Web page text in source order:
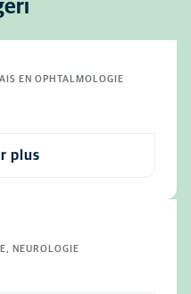
EN OPHTALMOLOGIE
plus
NEUROLOGIE